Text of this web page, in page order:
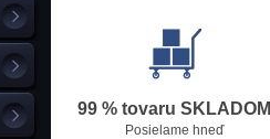
99 % tovaru SKLADOM
Posielame hneď